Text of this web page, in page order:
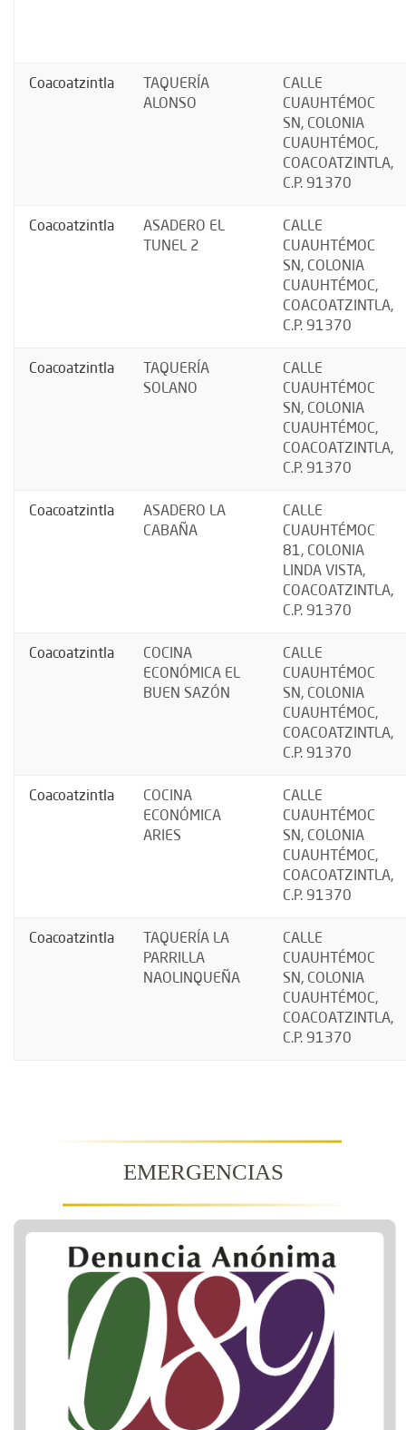
Coacoatzintla
TAQUERÍA
ALONSO
CALLE
CUAUHTÉMOC
SN, COLONIA
CUAUHTÉMOC,
COACOATZINTLA,
C.P. 91370
Coacoatzintla
ASADERO EL
TUNEL 2
CALLE
CUAUHTÉMOC
SN, COLONIA
CUAUHTÉMOC,
COACOATZINTLA,
C.P. 91370
Coacoatzintla
TAQUERÍA
SOLANO
CALLE
CUAUHTÉMOC
SN, COLONIA
CUAUHTÉMOC,
COACOATZINTLA,
C.P. 91370
Coacoatzintla
ASADERO LA
CABAÑA
CALLE
CUAUHTÉMOC
81, COLONIA
LINDA VISTA,
COACOATZINTLA,
C.P. 91370
Coacoatzintla
COCINA
ECONÓMICA EL
BUEN SAZÓN
CALLE
CUAUHTÉMOC
SN, COLONIA
CUAUHTÉMOC,
COACOATZINTLA,
C.P. 91370
Coacoatzintla
COCINA
ECONÓMICA
ARIES
CALLE
CUAUHTÉMOC
SN, COLONIA
CUAUHTÉMOC,
COACOATZINTLA,
C.P. 91370
Coacoatzintla
TAQUERÍA LA
PARRILLA
NAOLINQUEÑA
CALLE
CUAUHTÉMOC
SN, COLONIA
CUAUHTÉMOC,
COACOATZINTLA,
C.P. 91370
EMERGENCIAS